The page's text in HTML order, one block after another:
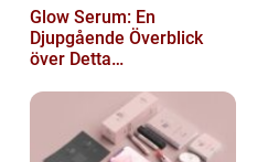
Glow Serum: En
Djupgående Överblick
över Detta